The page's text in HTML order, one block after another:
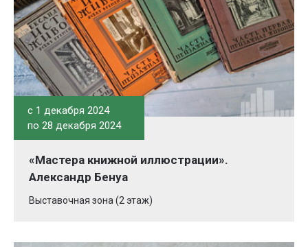
c 1 декабря 2024
по 28 декабря 2024
«Мастера книжной иллюстрации».
Александр Бенуа
Выставочная зона (2 этаж)